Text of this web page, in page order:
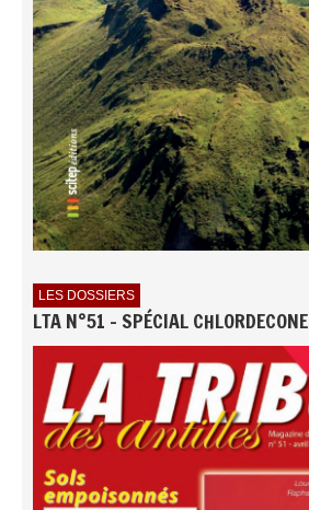
LES DOSSIERS
LTA N°51 - SPÉCIAL CHLORDECONE